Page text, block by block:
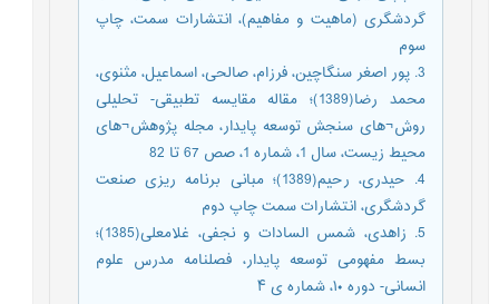
گردشگری (ماهیت و مفاهیم)، انتشارات سمت، چاپ
سوم
3. پور اصغر سنگاچین، فرزام، صالحی، اسماعیل، مثنوی،
محمد رضا(1389)؛ مقاله مقایسه تطبیقی- تحلیلی
روش¬های سنجش توسعه پایدار، مجله پژوهش¬های
محیط زیست، سال 1، شماره 1، صص 67 تا 82
4. حیدری، رحیم(1389)؛ مبانی برنامه ریزی صنعت
گردشگری، انتشارات سمت چاپ دوم
5. زاهدی، شمس السادات و نجفی، غلامعلی(1385)؛
بسط مفهومی توسعه پایدار، فصلنامه مدرس علوم
انسانی- دوره ۱۰، شماره ی ۴